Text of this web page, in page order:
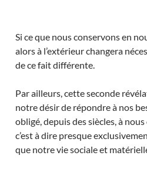
Si ce que nous conservons en
alors à l’extérieur changera
de ce fait différente.
Par ailleurs, cette seconde
notre désir de répondre à nos
obligé, depuis des siècles, à
c’est à dire presque
que notre vie sociale et